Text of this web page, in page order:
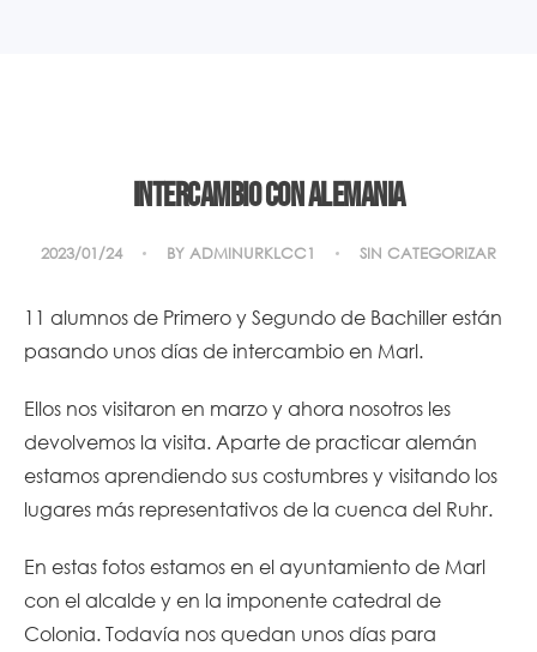
Intercambio con Alemania
2023/01/24 BY ADMINURKLCC1 SIN CATEGORIZAR
11 alumnos de Primero y Segundo de Bachiller están
pasando unos días de intercambio en Marl.
Ellos nos visitaron en marzo y ahora nosotros les
devolvemos la visita. Aparte de practicar alemán
estamos aprendiendo sus costumbres y visitando los
lugares más representativos de la cuenca del Ruhr.
En estas fotos estamos en el ayuntamiento de Marl
con el alcalde y en la imponente catedral de
Colonia. Todavía nos quedan unos días para